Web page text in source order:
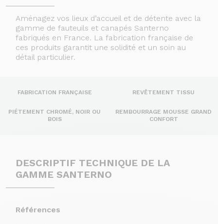
Aménagez vos lieux d’accueil et de détente avec la
gamme de fauteuils et canapés Santerno
fabriqués en France. La fabrication française de
ces produits garantit une solidité et un soin au
détail particulier.
FABRICATION FRANÇAISE REVÊTEMENT TISSU
PIÉTEMENT CHROMÉ, NOIR OU
BOIS
REMBOURRAGE MOUSSE GRAND
CONFORT
DESCRIPTIF TECHNIQUE DE LA
GAMME SANTERNO
Références